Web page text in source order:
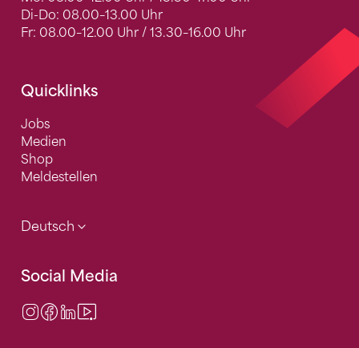
Di-Do: 08.00–13.00 Uhr
Fr: 08.00–12.00 Uhr / 13.30–16.00 Uhr
Quicklinks
Jobs
Medien
Shop
Meldestellen
Deutsch
Social Media
Instagram
Facebook
LinkedIn